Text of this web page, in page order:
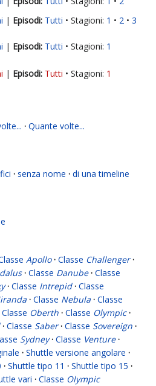
| Tutti Stagioni: 1 2
3
| Tutti Stagioni: 1
| Tutti Stagioni: 1
· Quante volte...
· senza nome · di una timeline
Apollo · Classe Challenger ·
· Classe Danube · Classe
· Classe Intrepid · Classe
· Classe Nebula · Classe
Classe Oberth · Classe Olympic ·
· Classe Saber · Classe Sovereign ·
Sydney · Classe Venture ·
· Shuttle versione angolare ·
· Shuttle tipo 11 · Shuttle tipo 15 ·
vari · Classe Olympic